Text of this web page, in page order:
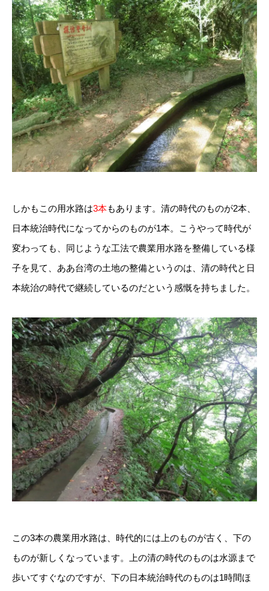
しかもこの用水路は3本もあります。清の時代のものが2本、
日本統治時代になってからのものが1本。こうやって時代が
変わっても、同じような工法で農業用水路を整備している様
子を見て、ああ台湾の土地の整備というのは、清の時代と日
本統治の時代で継続しているのだという感慨を持ちました。
この3本の農業用水路は、時代的には上のものが古く、下の
ものが新しくなっています。上の清の時代のものは水源まで
歩いてすぐなのですが、下の日本統治時代のものは1時間ほ